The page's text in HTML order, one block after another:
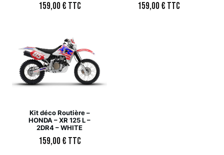
159,00€ TTC 159,00€ TTC
Kit déco Routière –
HONDA – XR 125 L –
2DR4 – WHITE
159,00€ TTC